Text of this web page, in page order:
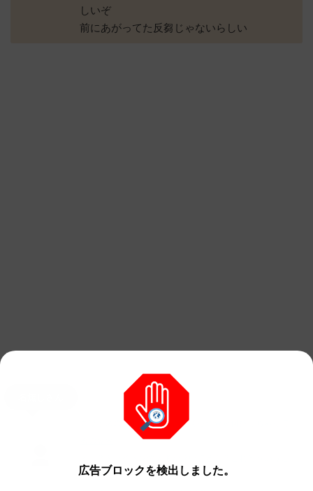
しいぞ
前にあがってた反芻じゃないらしい
クワッスの人形が可愛すぎて笑ったｗｗ何持っちゃって
と！？
広告ブロックを検出しました。